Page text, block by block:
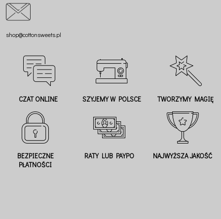
shop@cottonsweets.pl
CZAT ONLINE SZYJEMY W POLSCE TWORZYMY MAGIĘ
BEZPIECZNE
PŁATNOŚCI
RATY LUB PAYPO NAJWYŻSZA JAKOŚĆ